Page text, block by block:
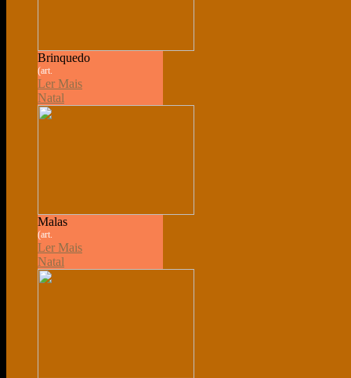
Brinquedo
(art.
Ler Mais
Natal
Malas
(art.
Ler Mais
Natal